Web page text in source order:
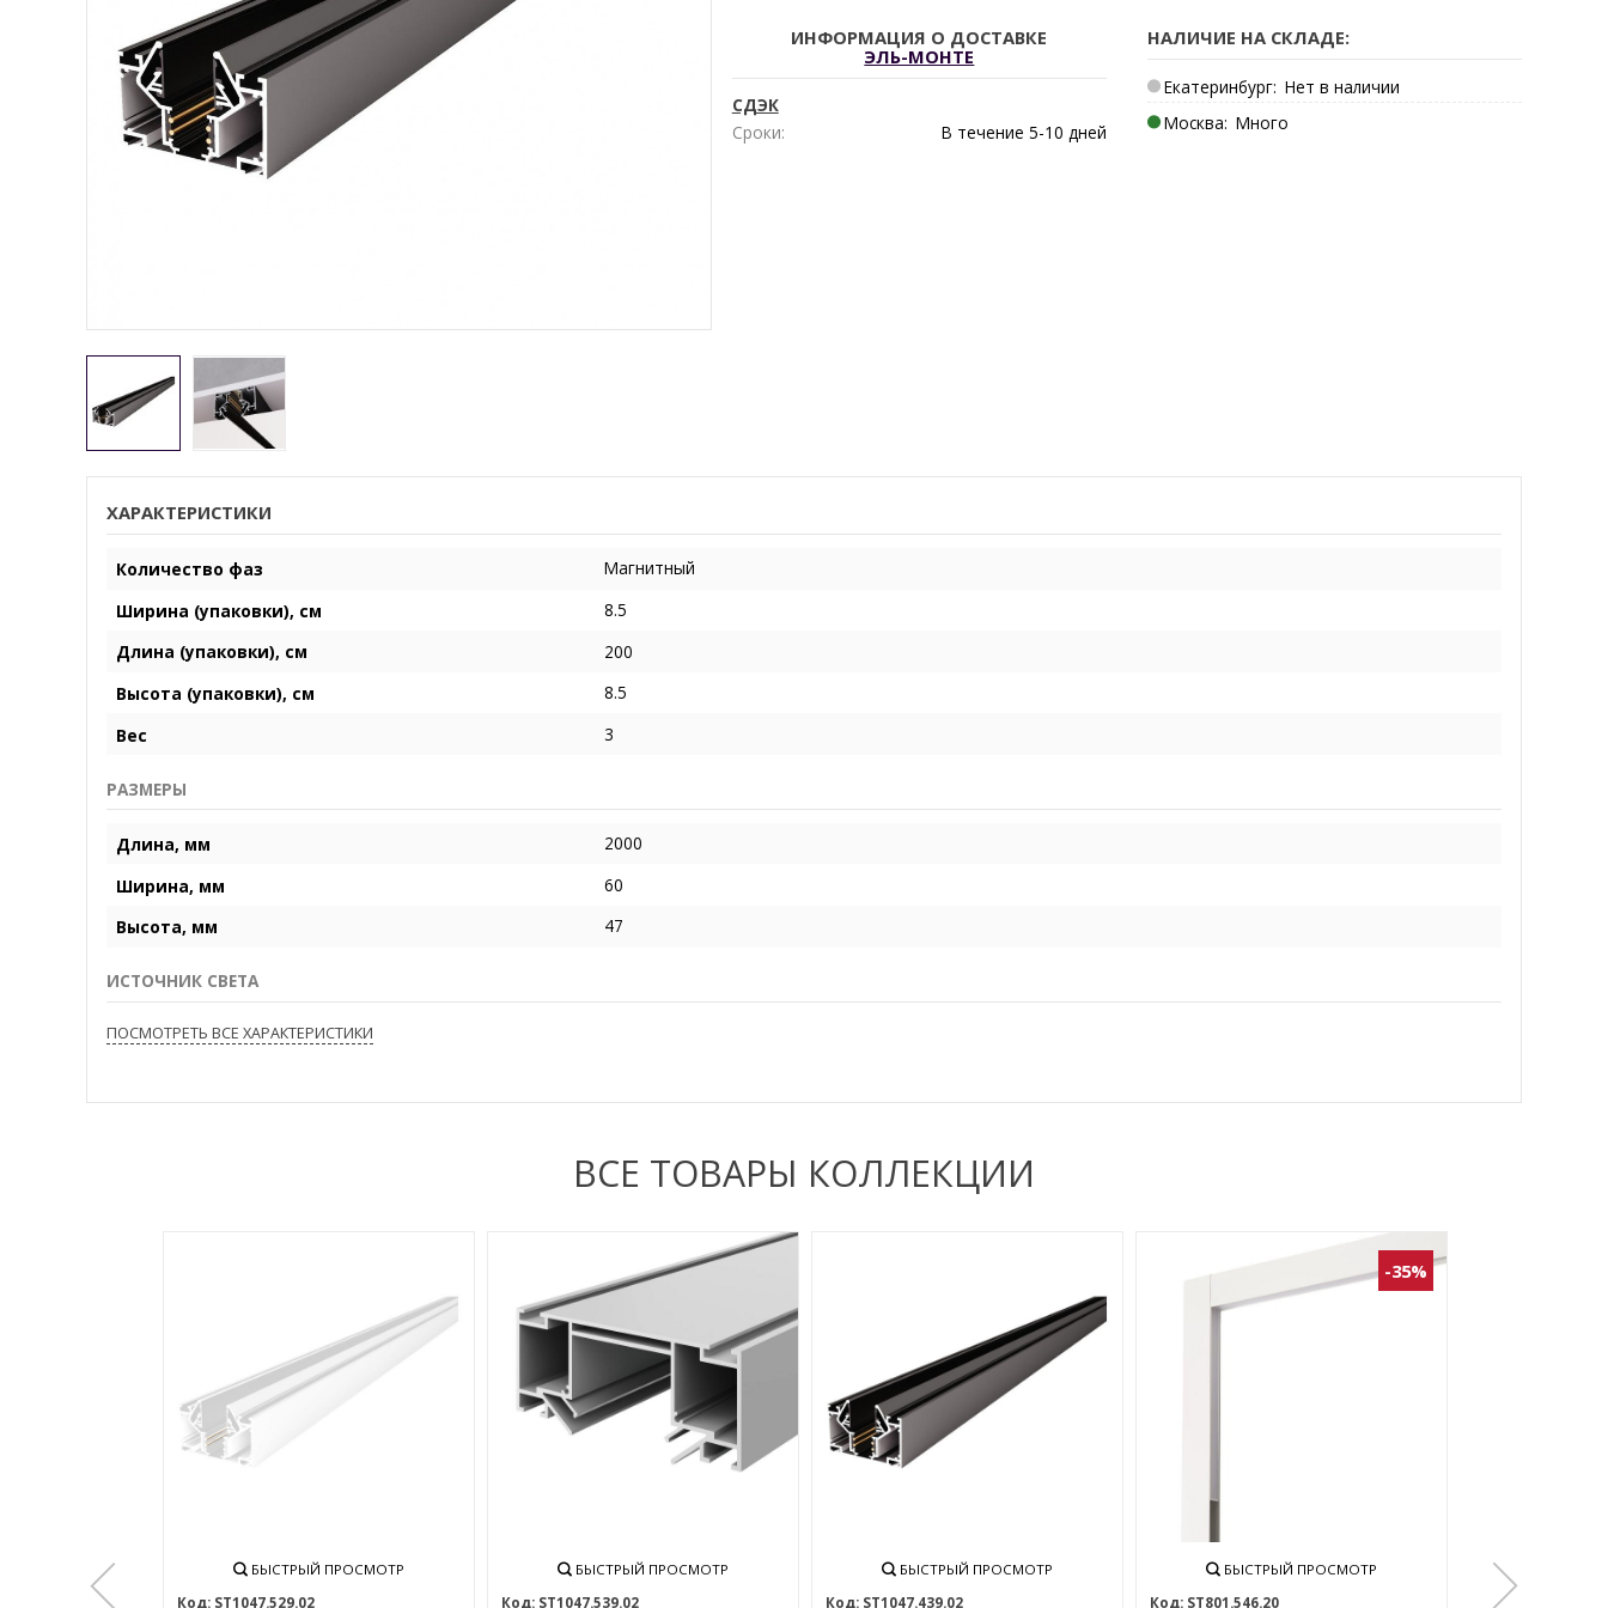
ИНФОРМАЦИЯ О ДОСТАВКЕ
ЭЛЬ-МОНТЕ
СДЭК
Сроки:
В течение 5-10 дней
НАЛИЧИЕ НА СКЛАДЕ:
Екатеринбург: Нет в наличии
Москва: Много
ХАРАКТЕРИСТИКИ
Количество фаз
Магнитный
Ширина (упаковки), см
8.5
Длина (упаковки), см
200
Высота (упаковки), см
8.5
Вес
3
РАЗМЕРЫ
Длина, мм
2000
Ширина, мм
60
Высота, мм
47
ИСТОЧНИК СВЕТА
ПОСМОТРЕТЬ ВСЕ ХАРАКТЕРИСТИКИ
ВСЕ ТОВАРЫ КОЛЛЕКЦИИ
БЫСТРЫЙ ПРОСМОТР
ST1047.529.02
БЫСТРЫЙ ПРОСМОТР
ST1047.539.02
БЫСТРЫЙ ПРОСМОТР
ST1047.439.02
-35%
БЫСТРЫЙ ПРОСМОТР
ST801.546.20